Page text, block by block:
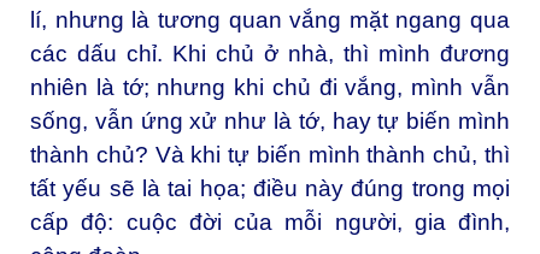
lí, nhưng là tương quan vắng mặt ngang qua
các dấu chỉ. Khi chủ ở nhà, thì mình đương
nhiên là tớ; nhưng khi chủ đi vắng, mình vẫn
sống, vẫn ứng xử như là tớ, hay tự biến mình
thành chủ? Và khi tự biến mình thành chủ, thì
tất yếu sẽ là tai họa; điều này đúng trong mọi
cấp độ: cuộc đời của mỗi người, gia đình,